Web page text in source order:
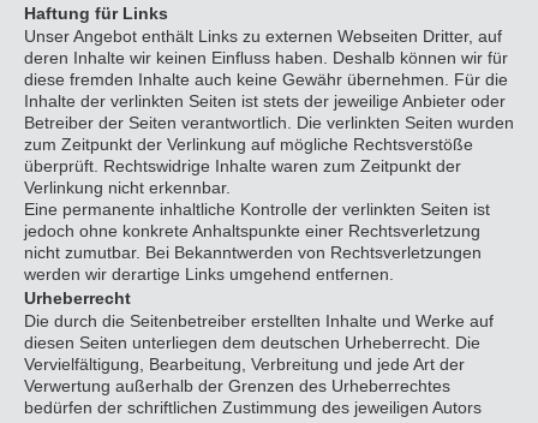
Haftung für Links
Unser Angebot enthält Links zu externen Webseiten Dritter, auf
deren Inhalte wir keinen Einfluss haben. Deshalb können wir für
diese fremden Inhalte auch keine Gewähr übernehmen. Für die
Inhalte der verlinkten Seiten ist stets der jeweilige Anbieter oder
Betreiber der Seiten verantwortlich. Die verlinkten Seiten wurden
zum Zeitpunkt der Verlinkung auf mögliche Rechtsverstöße
überprüft. Rechtswidrige Inhalte waren zum Zeitpunkt der
Verlinkung nicht erkennbar.
Eine permanente inhaltliche Kontrolle der verlinkten Seiten ist
jedoch ohne konkrete Anhaltspunkte einer Rechtsverletzung
nicht zumutbar. Bei Bekanntwerden von Rechtsverletzungen
werden wir derartige Links umgehend entfernen.
Urheberrecht
Die durch die Seitenbetreiber erstellten Inhalte und Werke auf
diesen Seiten unterliegen dem deutschen Urheberrecht. Die
Vervielfältigung, Bearbeitung, Verbreitung und jede Art der
Verwertung außerhalb der Grenzen des Urheberrechtes
bedürfen der schriftlichen Zustimmung des jeweiligen Autors